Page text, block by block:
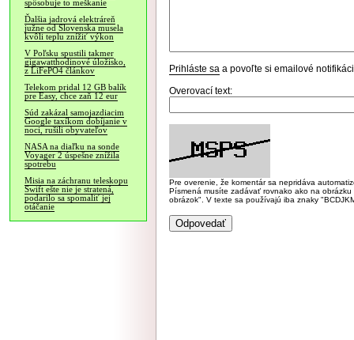
spôsobuje to meškanie
Ďalšia jadrová elektráreň
južne od Slovenska musela
kvôli teplu znížiť výkon
V Poľsku spustili takmer
gigawatthodinové úložisko,
z LiFePO4 článkov
Telekom pridal 12 GB balík
pre Easy, chce zaň 12 eur
Súd zakázal samojazdiacim
Google taxíkom dobíjanie v
noci, rušili obyvateľov
NASA na diaľku na sonde
Voyager 2 úspešne znížila
spotrebu
Misia na záchranu teleskopu
Swift ešte nie je stratená,
podarilo sa spomaliť jej
otáčanie
Prihláste sa a povoľte si emailové
Overovací text:
Pre overenie, že komentár sa nepridáva
Písmená musíte zadávať rovnako ako na
obrázok". V texte sa používajú iba znaky